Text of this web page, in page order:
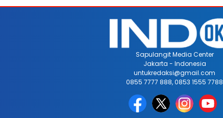
Sapulangit Media Center
Jakarta - Indonesia
untukredaksi@gmail.com
0855 7777 888, 0853 1555 7788